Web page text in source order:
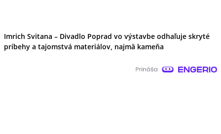
Imrich Svitana – Divadlo Poprad vo výstavbe odhaľuje skryté
príbehy a tajomstvá materiálov, najmä kameňa